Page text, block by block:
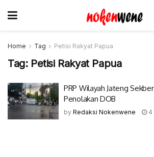
Home Tag Petisi Rakyat Papua
Tag: Petisi Rakyat Papua
PRP Wilayah Jateng
Penolakan DOB
by Redaksi Nokenwene 4